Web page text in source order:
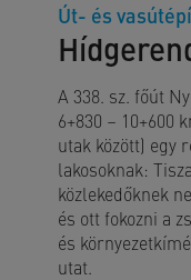
Út- és
A 338. sz. főút
6+830 – 10+600
utak között) egy
lakosoknak:
közlekedőknek
és ott fokozni a
és
utat.